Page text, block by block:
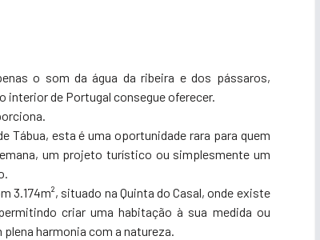
o som da água da ribeira e dos pássaros,
interior de Portugal consegue oferecer.
Tábua, esta é uma oportunidade rara para quem
um projeto turístico ou simplesmente um
3.174m², situado na Quinta do Casal, onde existe
criar uma habitação à sua medida ou
harmonia com a natureza.